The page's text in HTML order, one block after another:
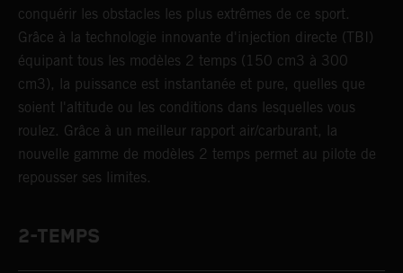
conquérir les obstacles les plus extrêmes de ce sport.
Grâce à la technologie innovante d'injection directe (TBI)
équipant tous les modèles 2 temps (150 cm3 à 300
cm3), la puissance est instantanée et pure, quelles que
soient l'altitude ou les conditions dans lesquelles vous
roulez. Grâce à un meilleur rapport air/carburant, la
nouvelle gamme de modèles 2 temps permet au pilote de
repousser ses limites.
2-TEMPS